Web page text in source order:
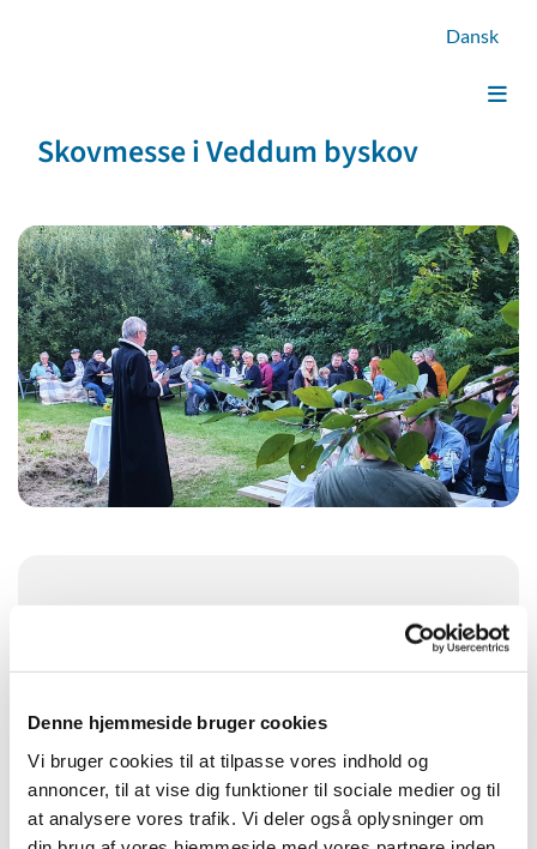
Denne hjemmeside bruger cookies
Vi bruger cookies til at tilpasse vores indhold og
annoncer, til at vise dig funktioner til sociale medier og til
at analysere vores trafik. Vi deler også oplysninger om
Dansk
Skovmesse i Veddum byskov
Søndag 6. september 2026, kl. 19:00
Hadsund
Præst Peter Grove